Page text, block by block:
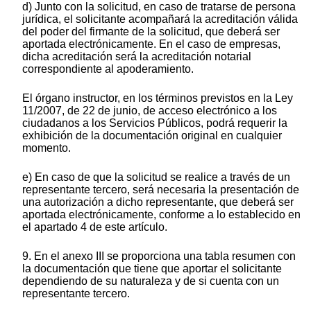
d) Junto con la solicitud, en caso de tratarse de persona
jurídica, el solicitante acompañará la acreditación válida
del poder del firmante de la solicitud, que deberá ser
aportada electrónicamente. En el caso de empresas,
dicha acreditación será la acreditación notarial
correspondiente al apoderamiento.
El órgano instructor, en los términos previstos en la Ley
11/2007, de 22 de junio, de acceso electrónico a los
ciudadanos a los Servicios Públicos, podrá requerir la
exhibición de la documentación original en cualquier
momento.
e) En caso de que la solicitud se realice a través de un
representante tercero, será necesaria la presentación de
una autorización a dicho representante, que deberá ser
aportada electrónicamente, conforme a lo establecido en
el apartado 4 de este artículo.
9. En el anexo III se proporciona una tabla resumen con
la documentación que tiene que aportar el solicitante
dependiendo de su naturaleza y de si cuenta con un
representante tercero.